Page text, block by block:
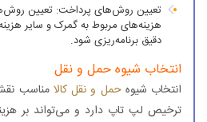
تعیین روش‌های پرداخت: تعیین
هزینه‌های مربوط به گمرک و سایر
دقیق برنامه‌ریزی شود.
انتخاب شیوه حمل ‌و نقل
انتخاب شیوهحمل ‌و نقل کالا مناسب
ترخیص لپ تاپ دارد و می‌تواند بر